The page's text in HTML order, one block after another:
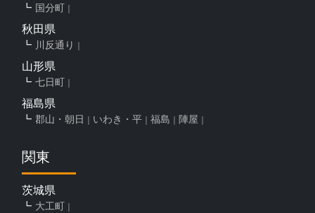
国分町
秋田県
川反通り
山形県
七日町
福島県
郡山・朝日 いわき・平 福島 陣屋
関東
茨城県
大工町